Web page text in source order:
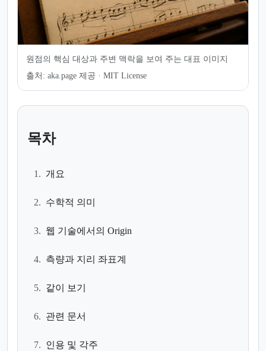
원점의 핵심 대상과 주변 맥락을 보여 주는 대표 이미지
출처: aka.page 제공 · MIT License
목차
1. 개요
2. 수학적 의미
3. 웹 기술에서의 Origin
4. 측량과 지리 좌표계
5. 같이 보기
6. 관련 문서
7. 인용 및 각주